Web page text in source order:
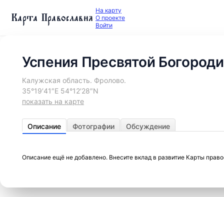
Карта Православия На карту
О проекте
Войти
Успения Пресвятой
Калужская область. Фролово.
35°19′41″E 54°12′28″N
показать на карте
Описание Фотографии Обсуждение
Описание ещё не добавлено. Внесите вклад в развитие Карты